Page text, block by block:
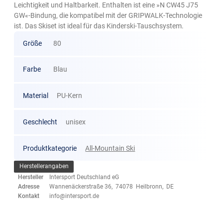
Leichtigkeit und Haltbarkeit. Enthalten ist eine »N CW45 J75
GW«-Bindung, die kompatibel mit der GRIPWALK-Technologie
ist. Das Skiset ist ideal für das Kinderski-Tauschsystem.
Größe 80
Farbe Blau
Material PU-Kern
Geschlecht unisex
Produktkategorie All-Mountain Ski
Herstellerangaben
Hersteller
Intersport Deutschland eG
Adresse
Wannenäckerstraße 36, 74078 Heilbronn, DE
Kontakt
info@intersport.de